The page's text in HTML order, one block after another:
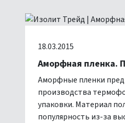
18.03.2015
Аморфная пленка.
Аморфные пленки
производства
упаковки. Материал
популярность из-за